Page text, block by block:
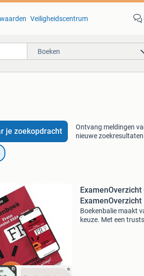
Veiligheidscentrum
Boeken
je zoekopdracht
Ontvang meldingen
nieuwe zoekresultaten
ExamenOverzicht
ExamenOverzicht
Boekenbalie maakt
keuze. Met een